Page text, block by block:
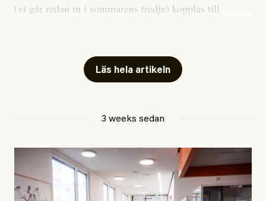
(vi går redan in i sommarens tredje) kopplas till
Har du också panik i hettan? Känns det som en
mardröm? Bra, allt annat vore fullständigt orimligt.
att han brukar vara ganska återhållsam när han
september 2023, när de globala temperaturerna för
månaden visade sig vara hela 0,5 °C varmare än någon
tidigare septembermånad – har han blivit chockad.
Läs hela artikeln
3 weeks sedan